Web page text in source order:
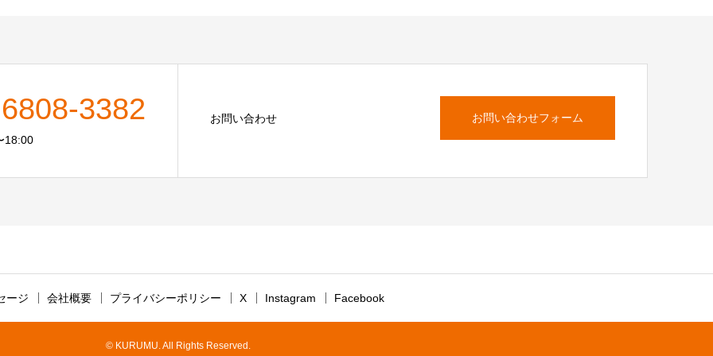
3382
18:00
お問い合わせ お問い合わせフォーム
ージ 会社概要 プライバシーポリシー X Instagram Facebook
© KURUMU. All Rights Reserved.